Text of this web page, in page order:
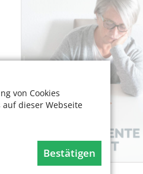
von Cookies
dieser Webseite
Bestätigen